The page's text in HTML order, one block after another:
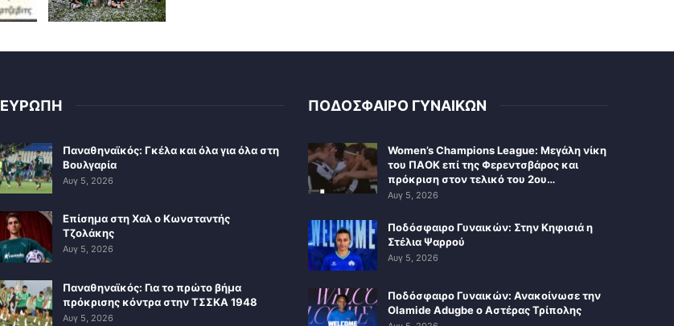
ΕΥΡΩΠΗ
Παναθηναϊκός: Γκέλα και όλα για όλα στη
Βουλγαρία
Αυγ 5, 2026
Επίσημα στη Χαλ ο Κωνσταντής
Τζολάκης
Αυγ 5, 2026
Παναθηναϊκός: Για το πρώτο βήμα
πρόκρισης κόντρα στην ΤΣΣΚΑ 1948
Αυγ 5, 2026
ΠΟΔΟΣΦΑΙΡΟ ΓΥΝΑΙΚΩΝ
Women’s Champions League: Μεγάλη νίκη
του ΠΑΟΚ επί της Φερεντσβάρος και
πρόκριση στον τελικό του 2ου…
Αυγ 5, 2026
Ποδόσφαιρο Γυναικών: Στην Κηφισιά η
Στέλια Ψαρρού
Αυγ 5, 2026
Ποδόσφαιρο Γυναικών: Ανακοίνωσε την
Olamide Adugbe ο Αστέρας Τρίπολης